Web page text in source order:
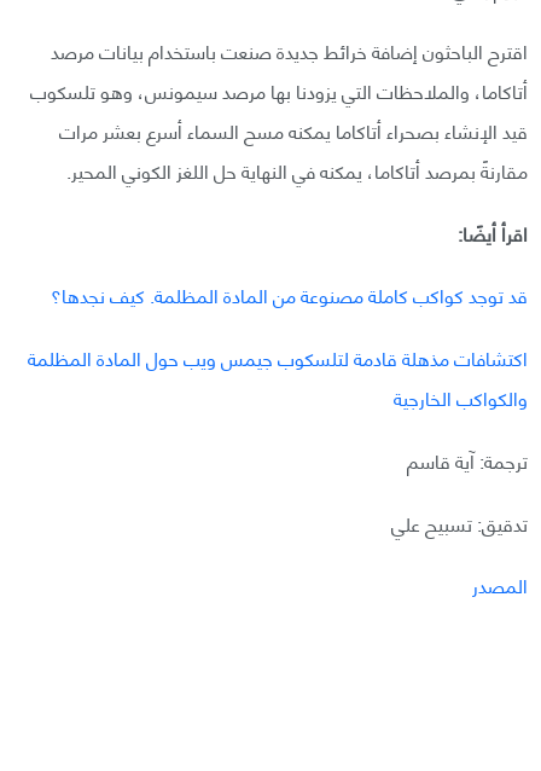
اقترح الباحثون إضافة خرائط جديدة صنعت باستخدام بيانات مرصد
أتاكاما، والملاحظات التي يزودنا بها مرصد سيمونس، وهو تلسكوب
قيد الإنشاء بصحراء أتاكاما يمكنه مسح السماء أسرع بعشر مرات
مقارنةً بمرصد أتاكاما، يمكنه في النهاية حل اللغز الكوني المحير.
اقرأ أيضًا:
قد توجد كواكب كاملة مصنوعة من المادة المظلمة. كيف نجدها؟
اكتشافات مذهلة قادمة لتلسكوب جيمس ويب حول المادة المظلمة
والكواكب الخارجية
ترجمة: آية قاسم
تدقيق: تسبيح علي
المصدر